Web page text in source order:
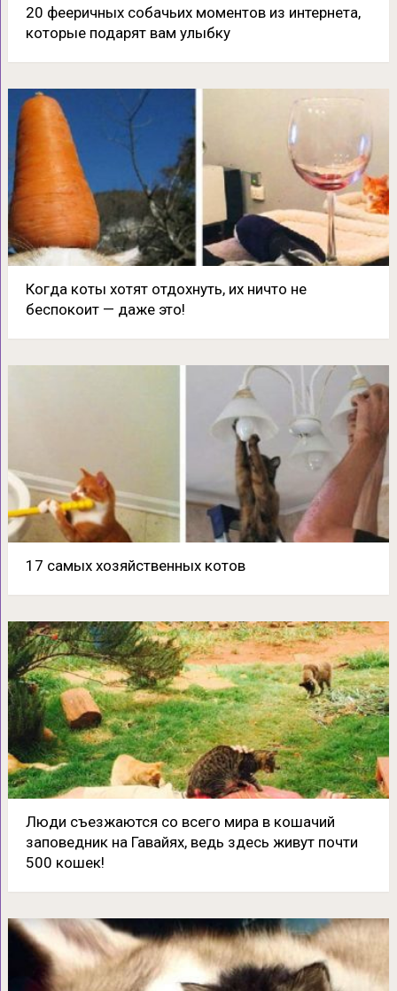
20 фееричных собачьих моментов из интернета,
которые подарят вам улыбку
Когда коты хотят отдохнуть, их ничто не
беспокоит — даже это!
17 самых хозяйственных котов
Люди съезжаются со всего мира в кошачий
заповедник на Гавайях, ведь здесь живут почти
500 кошек!